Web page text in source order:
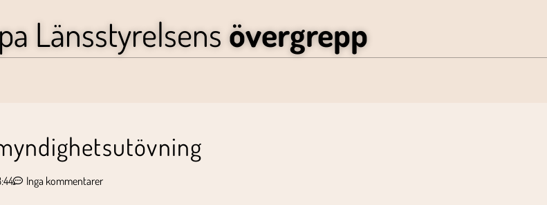
Länsstyrelsensövergrepp
Inga kommentarer